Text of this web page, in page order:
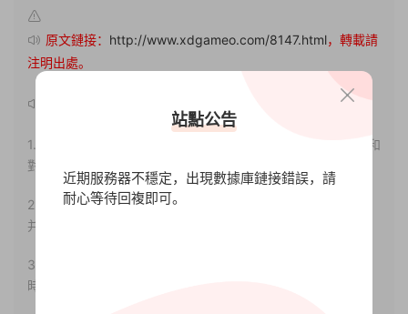
原文鏈接： http://www.xdgameo.com/8147.html，轉載請
注明出處。
1.本站部分内容轉載自其它媒體，但并不代表本站贊同其觀點和
對其真實性負責。
2.若您需要商業運營或用于其他商業活動，請您購買正版授權
并合法使用。
3.如果本站有侵犯、不妥之處的資源，請聯系我們。将會第一
時間解決！
站點公告
近期服務器不穩定，出現數據庫鏈接錯誤，請
耐心等待回複即可。